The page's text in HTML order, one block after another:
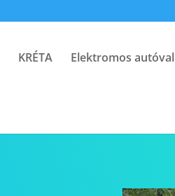
KRÉTA Elektromos autóval